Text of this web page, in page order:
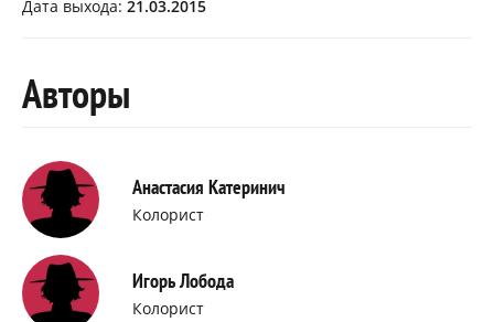
Дата выхода: 21.03.2015
Авторы
Анастасия Катеринич
Колорист
Игорь Лобода
Колорист